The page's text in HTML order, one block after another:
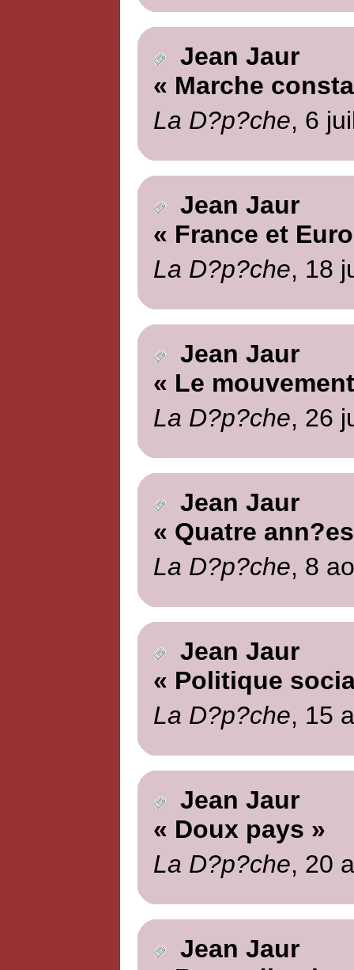
Jean Jaur
« Marche
La D?p?che, 6
Jean Jaur
« France et
La D?p?che, 18
Jean Jaur
« Le
La D?p?che, 26
Jean Jaur
« Quatre
La D?p?che, 8
Jean Jaur
« Politique
La D?p?che, 15
Jean Jaur
« Doux pays »
La D?p?che, 20
Jean Jaur